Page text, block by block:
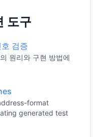
도구
검증
원리와 구현 방법에
format
generated test